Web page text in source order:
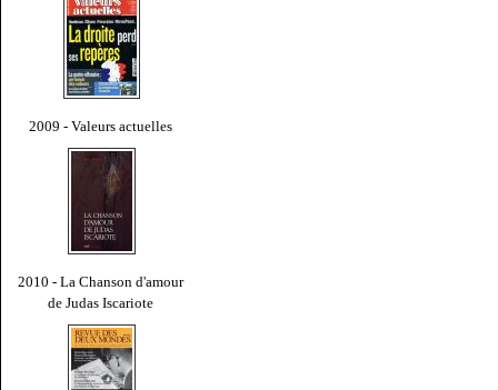
2009 - Valeurs actuelles
2010 - La Chanson d'amour
de Judas Iscariote